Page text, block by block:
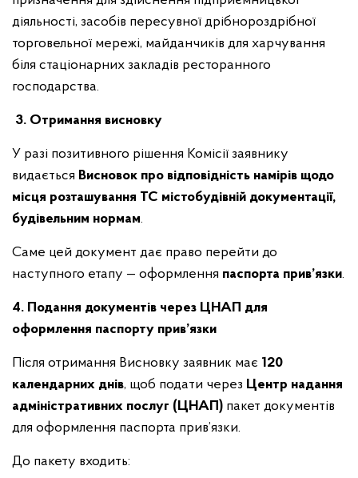
діяльності, засобів пересувної дрібнороздрібної
торговельної мережі, майданчиків для харчування
біля стаціонарних закладів ресторанного
господарства.
3. Отримання висновку
У разі позитивного рішення Комісії заявнику
видається Висновок про відповідність намірів щодо
місця розташування ТС містобудівній документації,
будівельним нормам.
Саме цей документ дає право перейти до
наступного етапу — оформлення паспорта прив’язки.
4. Подання документів через ЦНАП для
оформлення паспорту прив’язки
Після отримання Висновку заявник має 120
календарних днів, щоб подати через Центр надання
адміністративних послуг (ЦНАП) пакет документів
для оформлення паспорта прив’язки.
До пакету входить: